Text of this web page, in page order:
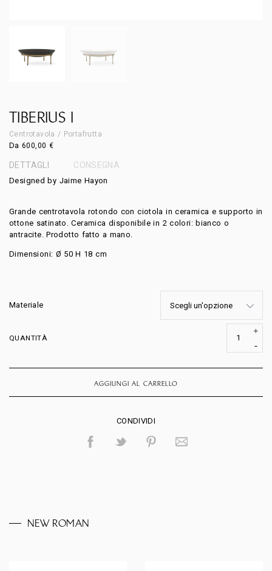
TIBERIUS I
Centrotavola / Portafrutta
Da600,00 €
DETTAGLI CONSEGNA
Designed by Jaime Hayon
Grande centrotavola rotondo con ciotola in ceramica e supporto in
ottone satinato. Ceramica disponibile in 2 colori: bianco o
antracite. Prodotto fatto a mano.
Dimensioni: Ø 50 H 18 cm
Materiale
QUANTITÀ
AGGIUNGI AL CARRELLO
CONDIVIDI
NEW ROMAN